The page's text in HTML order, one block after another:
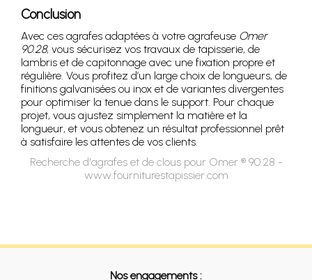
Conclusion
Avec ces agrafes adaptées à votre agrafeuse Omer
90.28, vous sécurisez vos travaux de tapisserie, de
lambris et de capitonnage avec une fixation propre et
régulière. Vous profitez d’un large choix de longueurs, de
finitions galvanisées ou inox et de variantes divergentes
pour optimiser la tenue dans le support. Pour chaque
projet, vous ajustez simplement la matière et la
longueur, et vous obtenez un résultat professionnel prêt
à satisfaire les attentes de vos clients.
Recherche d'agrafes et de clous pour Omer ® 90.28 -
www.fourniturestapissier.com
Nos engagements :